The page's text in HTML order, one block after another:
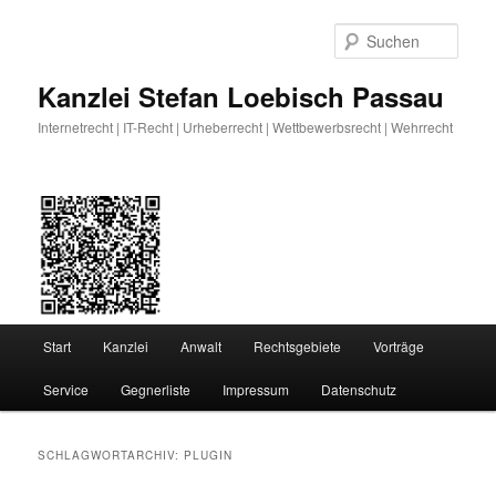
Kanzlei Stefan Loebisch Passau
Internetrecht | IT-Recht | Urheberrecht | Wettbewerbsrecht | Wehrrecht
Start Kanzlei Anwalt Rechtsgebiete Vorträge
Service Gegnerliste Impressum Datenschutz
SCHLAGWORTARCHIV: PLUGIN